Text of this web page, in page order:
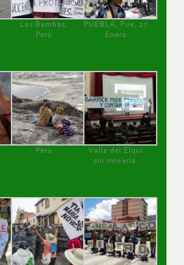
Las Bambas,
Perú
PUEBLA, Pue, 27
Enero
Perú
Valle del Elqui
sin minería.